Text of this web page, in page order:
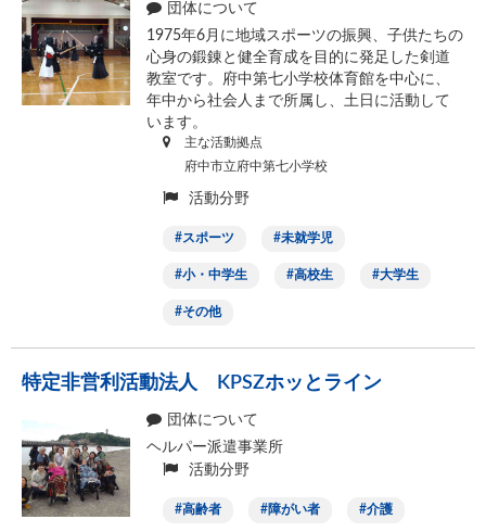
団体について
1975年6月に地域スポーツの振興、子供たちの
心身の鍛錬と健全育成を目的に発足した剣道
教室です。府中第七小学校体育館を中心に、
年中から社会人まで所属し、土日に活動して
います。
主な活動拠点
府中市立府中第七小学校
活動分野
スポーツ 未就学児
小・中学生 高校生 大学生
その他
特定非営利活動法人 KPSZホッとライン
団体について
ヘルパー派遣事業所
活動分野
高齢者 障がい者 介護